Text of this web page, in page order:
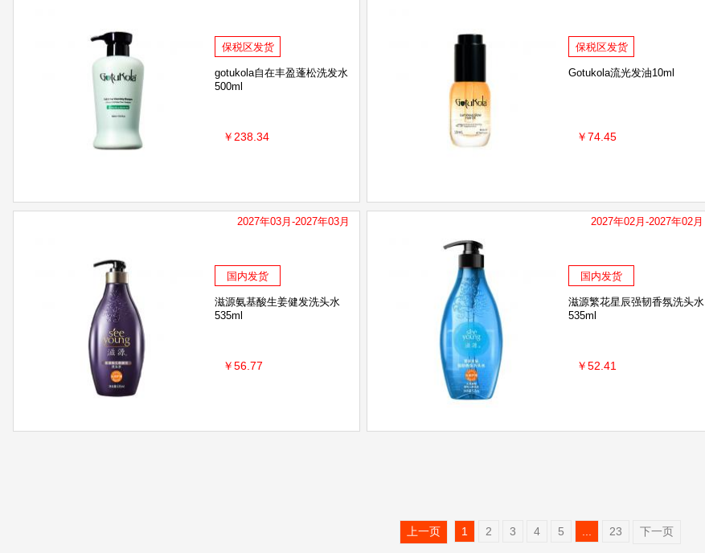
保税区发货
gotukola自在丰盈蓬松洗发水
500ml
￥238.34
保税区发货
Gotukola流光发油10ml
￥74.45
2027年03月-2027年03月
国内发货
滋源氨基酸生姜健发洗头水
535ml
￥56.77
2027年02月-2027年02月
国内发货
滋源繁花星辰强韧香氛洗头水
535ml
￥52.41
上一页 1 2 3 4 5 ... 23 下一页